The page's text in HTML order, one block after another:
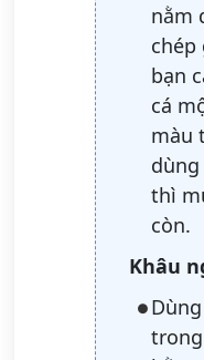
nằm
chép
bạn
cá
màu
thì
còn.
Khâu